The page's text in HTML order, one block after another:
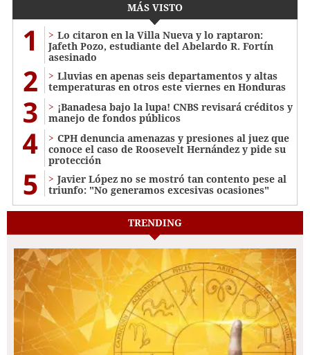
MÁS VISTO
1
Lo citaron en la Villa Nueva y lo raptaron:
Jafeth Pozo, estudiante del Abelardo R. Fortín
asesinado
2
Lluvias en apenas seis departamentos y altas
temperaturas en otros este viernes en Honduras
3
¡Banadesa bajo la lupa! CNBS revisará créditos y
manejo de fondos públicos
4
CPH denuncia amenazas y presiones al juez que
conoce el caso de Roosevelt Hernández y pide su
protección
5
Javier López no se mostró tan contento pese al
triunfo: "No generamos excesivas ocasiones"
TRENDING